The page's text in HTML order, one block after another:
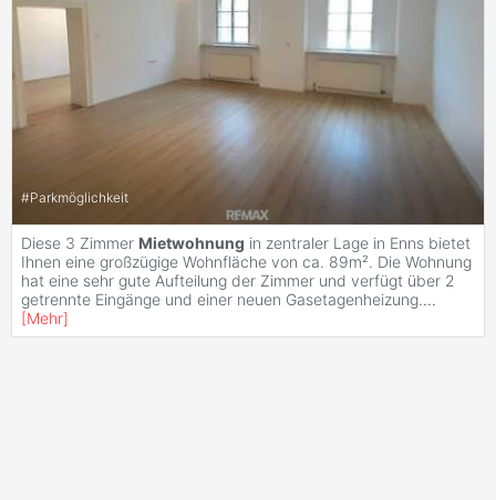
#Parkmöglichkeit
Diese 3 Zimmer Mietwohnung in zentraler Lage in Enns bietet
Ihnen eine großzügige Wohnfläche von ca. 89m². Die Wohnung
hat eine sehr gute Aufteilung der Zimmer und verfügt über 2
getrennte Eingänge und einer neuen Gasetagenheizung....
[Mehr]